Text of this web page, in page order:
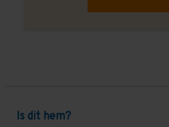
Is dit hem?